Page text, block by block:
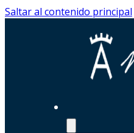
Saltar al contenido principal